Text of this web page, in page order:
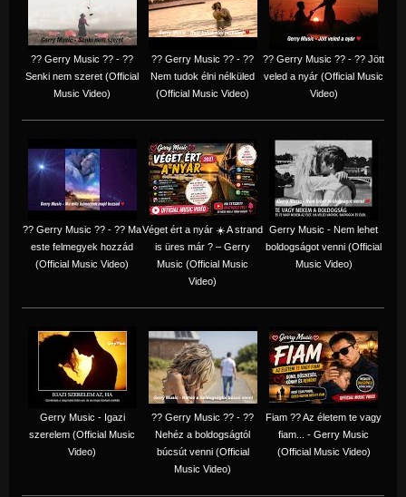
?? Gerry Music ?? - ??
Senki nem szeret (Official
Music Video)
?? Gerry Music ?? - ??
Nem tudok élni nélküled
(Official Music Video)
?? Gerry Music ?? - ?? Jött
veled a nyár (Official Music
Video)
?? Gerry Music ?? - ?? Ma
este felmegyek hozzád
(Official Music Video)
Véget ért a nyár ☀️ A strand
is üres már ? – Gerry
Music (Official Music
Video)
Gerry Music - Nem lehet
boldogságot venni (Official
Music Video)
Gerry Music - Igazi
szerelem (Official Music
Video)
?? Gerry Music ?? - ??
Nehéz a boldogságtól
búcsút venni (Official
Music Video)
Fiam ?‍? Az életem te vagy
fiam... - Gerry Music
(Official Music Video)